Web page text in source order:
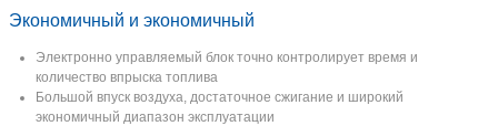
Экономичный и экономичный
Электронно управляемый блок точно контролирует время и
количество впрыска топлива
Большой впуск воздуха, достаточное сжигание и широкий
экономичный диапазон эксплуатации